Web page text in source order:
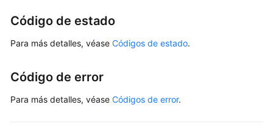
datos
Cambio
las
de
Código de estado
Para más detalles, véase Códigos de estado.
Código de error
Para más detalles, véase Códigos de error.